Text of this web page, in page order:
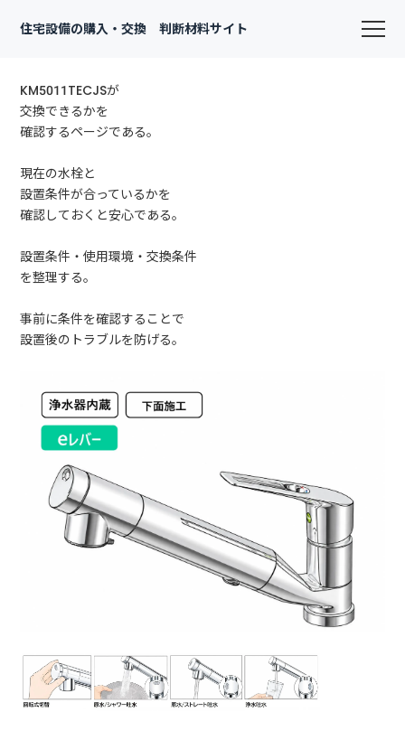
住宅設備の購入・交換 判断材料サイト
KM5011TECJSが
交換できるかを
確認するページである。
現在の水栓と
設置条件が合っているかを
確認しておくと安心である。
設置条件・使用環境・交換条件
を整理する。
事前に条件を確認することで
設置後のトラブルを防げる。